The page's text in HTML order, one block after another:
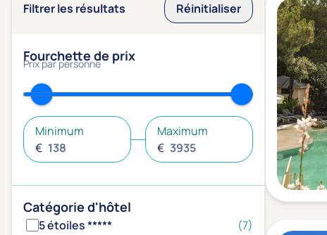
Filtrer les résultats Réinitialiser
Fourchette de prix
Prix par personne
Minimum
€
Maximum
€
Catégorie d'hôtel
5 étoiles *****
(7)